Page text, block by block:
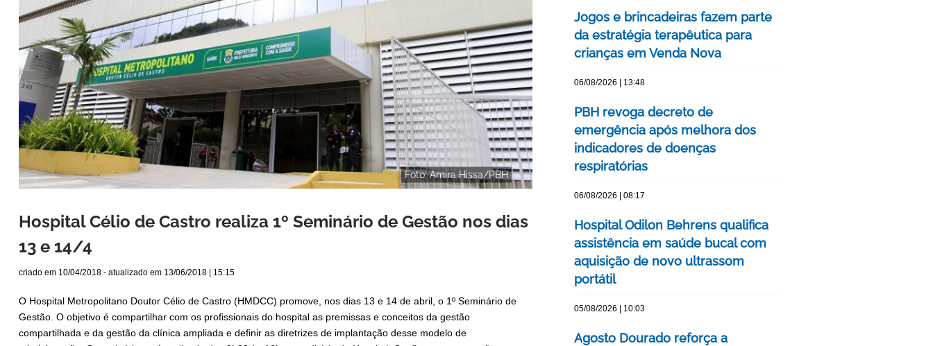
Foto: Amira Hissa/PBH
Hospital Célio de Castro realiza 1º Seminário de Gestão nos dias
13 e 14/4
criado em 10/04/2018 - atualizado em 13/06/2018 | 15:15
O Hospital Metropolitano Doutor Célio de Castro (HMDCC) promove, nos dias 13 e 14 de abril, o 1º Seminário de
Gestão. O objetivo é compartilhar com os profissionais do hospital as premissas e conceitos da gestão
compartilhada e da gestão da clínica ampliada e definir as diretrizes de implantação desse modelo de
Jogos e brincadeiras fazem parte
da estratégia terapêutica para
crianças em Venda Nova
06/08/2026 | 13:48
PBH revoga decreto de
emergência após melhora dos
indicadores de doenças
respiratórias
06/08/2026 | 08:17
Hospital Odilon Behrens qualifica
assistência em saúde bucal com
aquisição de novo ultrassom
portátil
05/08/2026 | 10:03
Agosto Dourado reforça a